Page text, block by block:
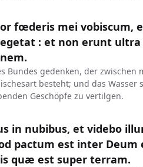
fœderis mei vobiscum,
: et non erunt
Bundes gedenken, der zwischen
besteht; und das
Geschöpfe zu vertilgen.
in nubibus, et videbo
pactum est inter
quæ est super terram.